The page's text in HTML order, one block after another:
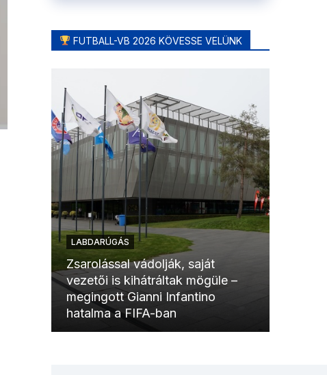
FUTBALL-VB 2026 KÖVESSE VELÜNK
LABDARÚGÁS
Zsarolással vádolják, saját
vezetői is kihátráltak mögüle –
megingott Gianni Infantino
hatalma a FIFA-ban